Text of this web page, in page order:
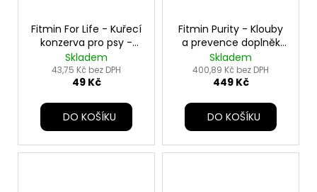
Fitmin For Life - Kuřecí
konzerva pro psy -
400 g
Skladem
43,75 Kč bez DPH
49 Kč
DO KOŠÍKU
Fitmin Purity - Klouby
a prevence doplněk
pro psy - 200 g
Skladem
400,89 Kč bez DPH
449 Kč
DO KOŠÍKU